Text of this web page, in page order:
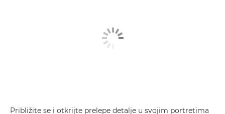
Približite se i otkrijte prelepe detalje u svojim portretima